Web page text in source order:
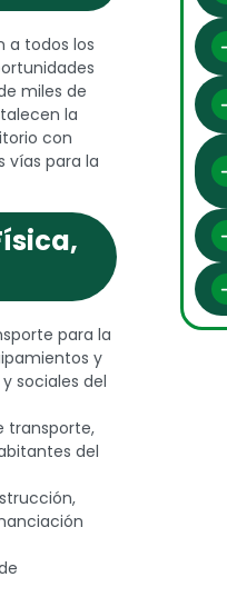
a todos los
miles de
la
con
vías para la
para la
y
sociales del
transporte,
del